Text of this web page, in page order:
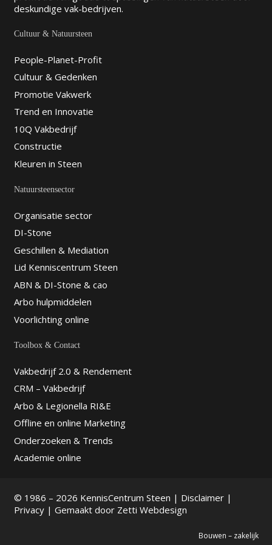
Natuursteenbedrijf te Emmen Jan Kalk
Natuursteen is al meer dan 120 jaar een
Lamers Natuursteen Industrie
Almelo BV
Lamers Natuursteen Industrie Almelo, uw
Zijveld 85 A, 6658 KV, Beneden-
Leeuwen
info@vanleeuwennatuursteen.nl
Van Leeuwen Natuursteen bouwen en
B.V.
Hoofdstraat 17 , 3781 AA,
Voorthuizen
0342-473994
Veluwehof Natuursteen is
gespecialiseerd in grafstenen en grafm...
deskundige vak-bedrijven.
Cultuur & Natuursteen
People-Planet-Profit
Cultuur & Gedenken
Promotie Vakwerk
Trend en Innovatie
10Q Vakbedrijf
Constructie
Kleuren in Steen
Natuursteensector
Organisatie sector
DI-Stone
Geschillen & Mediation
Lid Kenniscentrum Steen
ABN & DI-Stone & cao
Arbo hulpmiddelen
Voorlichting online
Toolbox & Contact
Vakbedrijf 2.0 & Rendement
CRM – Vakbedrijf
Arbo & Legionella RI&E
Offline en online Marketing
Onderzoeken & Trends
Academie online
© 1986 – 2026 KennisCentrum Steen | Disclaimer|
Privacy| Gemaakt door Zetti Webdesign
Bouwen – zakelijk